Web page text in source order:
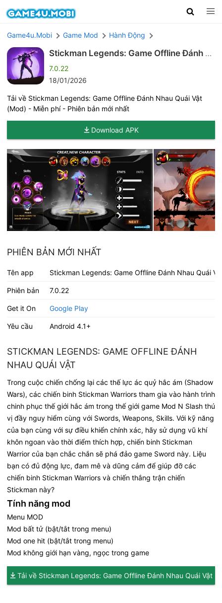
Game4u.Mobi Game Mod Hành Động
Stickman Legends: Game Offline Đánh N
hau Quái Vật (Mod)
7.0.22
18/01/2026
Tải về Stickman Legends: Game Offline Đánh Nhau Quái Vật
(Mod) - Miễn phí - Phiên bản mới nhất
Download APK
PHIÊN BẢN MỚI NHẤT
Tên app Stickman Legends: Game Offline Đánh Nhau Quái
Phiên bản 7.0.22
Get it On Google Play
Yêu cầu Android 4.1+
STICKMAN LEGENDS: GAME OFFLINE ĐÁNH
NHAU QUÁI VẬT
Trong cuộc chiến chống lại các thế lực ác quỷ hắc ám (Shadow
Wars), các chiến binh Stickman Warriors tham gia vào hành trình
chinh phục thế giới hắc ám trong thế giới game Mod N Slash thú
vị đầy nguy hiểm cùng với Swords, Weapons, Skills. Với kỹ năng
của bạn cùng với sự điều khiển chính xác, hãy sử dụng vũ khí
khôn ngoan vào thời điểm thích hợp, chiến binh Stickman
Warrior của bạn chắc chắn sẽ phá đảo game Sword này. Liệu
bạn có đủ động lực, đam mê và dũng cảm để giúp đỡ các
chiến binh Stickman Warriors và chiến thắng trận chiến
Stickman này?
Tính năng mod
Menu MOD
Mod bất tử (bật/tắt trong menu)
Mod one hit (bật/tắt trong menu)
Mod không giới hạn vàng, ngọc trong game
Tải về Stickman Legends: Game Offline Đánh Nhau Quái Vật